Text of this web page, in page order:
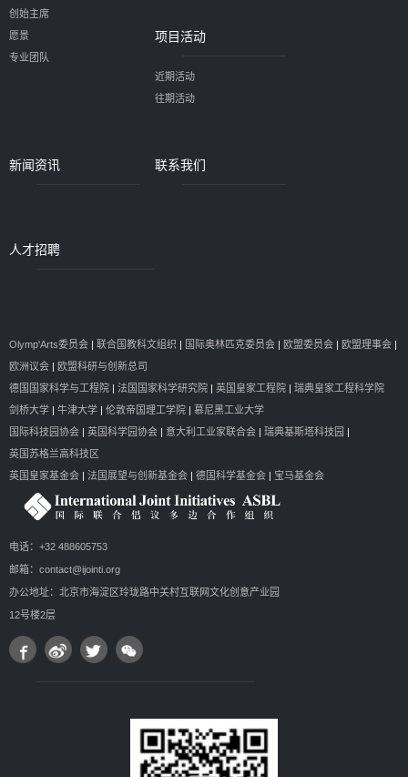
创始主席
愿景
专业团队
项目活动
近期活动
往期活动
新闻资讯 联系我们
人才招聘
Olymp'Arts委员会 | 联合国教科文组织 | 国际奥林匹克委员会 | 欧盟委员会 | 欧盟理事会 |
欧洲议会 | 欧盟科研与创新总司
德国国家科学与工程院 | 法国国家科学研究院 | 英国皇家工程院 | 瑞典皇家工程科学院
剑桥大学 | 牛津大学 | 伦敦帝国理工学院 | 慕尼黑工业大学
国际科技园协会 | 英国科学园协会 | 意大利工业家联合会 | 瑞典基斯塔科技园 |
英国苏格兰高科技区
英国皇家基金会 | 法国展望与创新基金会 | 德国科学基金会 | 宝马基金会
电话：+32 488605753
邮箱：contact@ijointi.org
办公地址：北京市海淀区玲珑路中关村互联网文化创意产业园
12号楼2层